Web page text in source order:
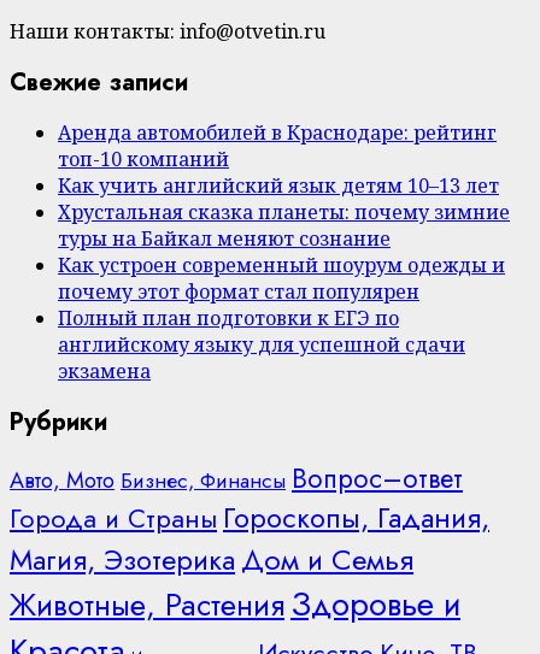
Наши контакты: info@otvetin.ru
Свежие записи
Аренда автомобилей в Краснодаре: рейтинг
топ-10 компаний
Как учить английский язык детям 10–13 лет
Хрустальная сказка планеты: почему зимние
туры на Байкал меняют сознание
Как устроен современный шоурум одежды и
почему этот формат стал популярен
Полный план подготовки к ЕГЭ по
английскому языку для успешной сдачи
экзамена
Рубрики
Авто, МотоБизнес, Финансы Вопрос–ответ
Города и Страны Гороскопы, Гадания,
Магия, Эзотерика Дом и Семья
Животные, Растения Здоровье и